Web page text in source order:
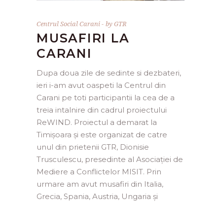
Centrul Social Carani byGTR
MUSAFIRI LA
CARANI
Dupa doua zile de sedinte si dezbateri,
ieri i-am avut oaspeti la Centrul din
Carani pe toti participantii la cea de a
treia intalnire din cadrul proiectului
ReWIND. Proiectul a demarat la
Timișoara și este organizat de catre
unul din prietenii GTR, Dionisie
Trusculescu, presedinte al Asociației de
Mediere a Conflictelor MISIT. Prin
urmare am avut musafiri din Italia,
Grecia, Spania, Austria, Ungaria și